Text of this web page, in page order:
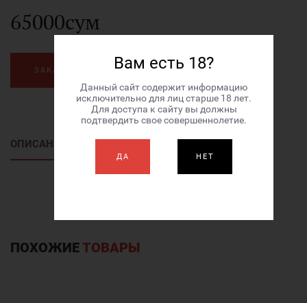
65000сум
ЗАКАЗАТЬ
ОПИСАНИЕ ТОВАРА
ПОХОЖИЕТОВАРЫ
Вам есть 18?
Данный сайт содержит информацию
исключительно для лиц старше 18 лет.
Для доступа к сайту вы должны
подтвердить свое совершеннолетие.
ДА НЕТ